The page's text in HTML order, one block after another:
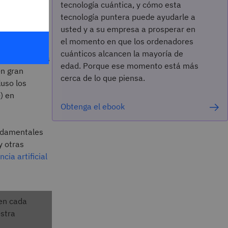
universo
y átomos.
cuánticos
gran
los
en
otras
artificial
cada
tecnología cuántica, y cómo esta
tecnología puntera puede ayudarle a
usted y a su empresa a prosperar en
el momento en que los ordenadores
cuánticos alcancen la mayoría de
edad. Porque ese momento está más
cerca de lo que piensa.
Obtenga el ebook